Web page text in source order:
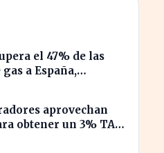
el 47% de las
a España,
aprovechan
obtener un 3% TAE